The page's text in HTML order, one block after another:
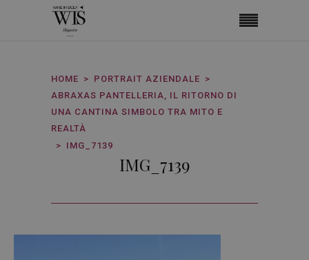
HOME
PORTRAIT AZIENDALE
ABRAXAS PANTELLERIA, IL RITORNO DI
UNA CANTINA SIMBOLO TRA MITO E
REALTÀ
IMG_7139
IMG_7139